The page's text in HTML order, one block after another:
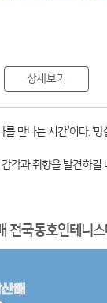
상세보기
만나는 시간’이다. ‘
각과 취향을 발견하길
전국동호인테니스